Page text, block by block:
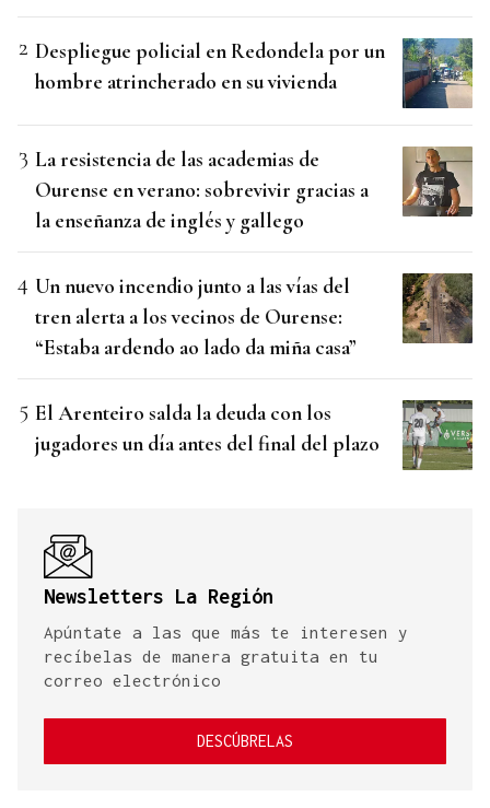
Despliegue policial en Redondela por un
hombre atrincherado en su vivienda
La resistencia de las academias de
Ourense en verano: sobrevivir gracias a
la enseñanza de inglés y gallego
Un nuevo incendio junto a las vías del
tren alerta a los vecinos de Ourense:
“Estaba ardendo ao lado da miña casa”
El Arenteiro salda la deuda con los
jugadores un día antes del final del plazo
Newsletters La Región
Apúntate a las que más te interesen y
recíbelas de manera gratuita en tu
correo electrónico
DESCÚBRELAS